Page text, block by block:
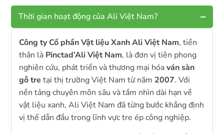
Thời gian hoạt động của Ali Việt Nam?
Công ty Cổ phần Vật liệu Xanh Ali Việt Nam, tiền
thân là Pinctad’Ali Việt Nam, là đơn vị tiên phong
nghiên cứu, phát triển và thương mại hóaván sàn
gỗ tre tại thị trường Việt Nam từ năm 2007. Với
nền tảng chuyên môn sâu và tầm nhìn dài hạn về
vật liệu xanh, Ali Việt Nam đã từng bước khẳng định
vị thế dẫn đầu trong lĩnh vực tre ép công nghiệp.